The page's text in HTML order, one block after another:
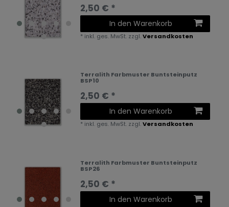
2,50 € *
In den Warenkorb
* inkl. ges. MwSt. zzgl.Versandkosten
Terralith Farbmuster Buntsteinputz
BSP10
2,50 € *
In den Warenkorb
* inkl. ges. MwSt. zzgl.Versandkosten
Terralith Farbmuster Buntsteinputz
BSP26
2,50 € *
In den Warenkorb